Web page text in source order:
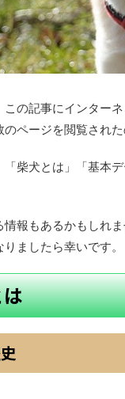
この記事にインター
ページを閲覧され
「柴犬とは」「基本
情報もあるかもしれ
ましたら幸いです。